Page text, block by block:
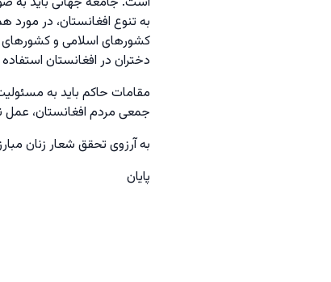
به تنوع افغانستان، در مورد
کشورهای اسلامی و کشورهای
دختران در افغانستان
مقامات حاکم باید به
جمعی مردم افغانستان، عمل
به آرزوی تحقق شعار زنان
پایان